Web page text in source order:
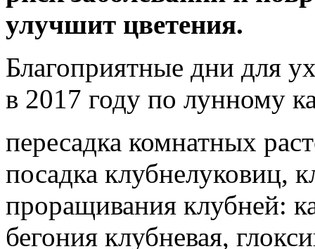
улучшит цветения.
Благоприятные дни для
в 2017 году по лунному
пересадка комнатных
посадка клубнелуковиц,
проращивания клубней:
бегония клубневая,